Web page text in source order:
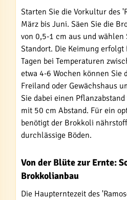
Starten Sie die Vorkultur des
März bis Juni. Säen Sie die
von 0,5-1 cm aus und wählen
Standort. Die Keimung
Tagen bei Temperaturen
etwa 4-6 Wochen können Sie
Freiland oder Gewächshaus
Sie dabei einen
mit 50 cm Abstand. Für ein
benötigt der Brokkoli
durchlässige Böden.
Von der Blüte zur Ernte:
Brokkolianbau
Die Haupterntezeit des